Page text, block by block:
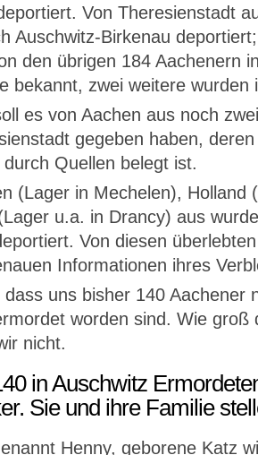
Von Theresienstadt
Auschwitz-Birkenau
den übrigen 184 Aachenern
bekannt, zwei weitere
es von Aachen aus noch
gegeben haben,
durch Quellen belegt ist.
(Lager in Mechelen), Holland
u.a. in Drancy) aus
Von diesen
Informationen ihres
uns bisher 140 Aachener
worden sind. Wie groß
nicht.
in Auschwitz
Sie und ihre Familie
Henny, geborene Katz